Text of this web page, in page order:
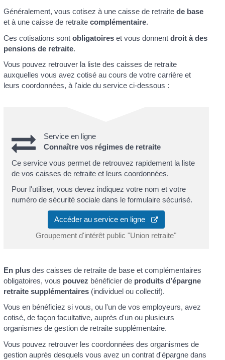
Généralement, vous cotisez à une caisse de retraite de base
et à une caisse de retraite complémentaire.
Ces cotisations sont obligatoireset vous donnent droit à des
pensions de retraite.
Vous pouvez retrouver la liste des caisses de retraite
auxquelles vous avez cotisé au cours de votre carrière et
leurs coordonnées, à l'aide du service ci-dessous :
Service en ligne
Connaître vos régimes de retraite
Ce service vous permet de retrouvez rapidement la liste
de vos caisses de retraite et leurs coordonnées.
Pour l'utiliser, vous devez indiquez votre nom et votre
numéro de sécurité sociale dans le formulaire sécurisé.
Accéder au service en ligne
Groupement d'intérêt public "Union retraite"
En plusdes caisses de retraite de base et complémentaires
obligatoires, vous pouvez bénéficier de produits d’épargne
retraite supplémentaires(individuel ou collectif).
Vous en bénéficiez si vous, ou l'un de vos employeurs, avez
cotisé, de façon facultative, auprès d'un ou plusieurs
organismes de gestion de retraite supplémentaire.
Vous pouvez retrouver les coordonnées des organismes de
gestion auprès desquels vous avez un contrat d'épargne dans